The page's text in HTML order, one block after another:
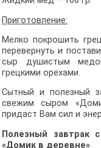
Приготовление:
Мелко покрошить
перевернуть и
сыр душистым
грецкими орехами.
Сытный и полезный
свежим сыром
придаст Вам сил и
Полезный завтрак
«Домик в деревне»